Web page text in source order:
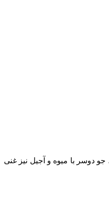
دوسر با میوه و آجیل نیز غنی